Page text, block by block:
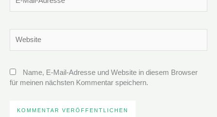
Mail-
Name, E-Mail-Adresse und Website in diesem Browser
für meinen nächsten Kommentar speichern.